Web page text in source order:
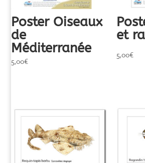
Poster Oiseaux
de
Méditerranée
5,00€
et
5,00€